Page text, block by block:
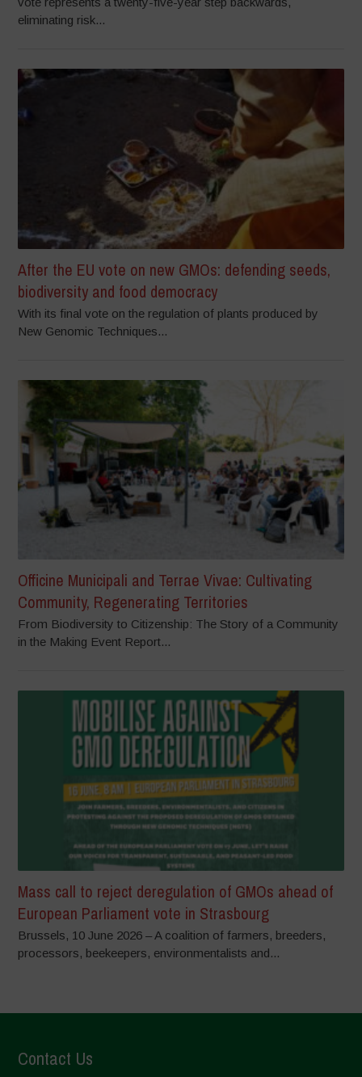
eliminating risk...
After the EU vote on new GMOs: defending seeds,
biodiversity and food democracy
With its final vote on the regulation of plants produced by
New Genomic Techniques...
Officine Municipali and Terrae Vivae: Cultivating
Community, Regenerating Territories
From Biodiversity to Citizenship: The Story of a Community
in the Making Event Report...
Mass call to reject deregulation of GMOs ahead of
European Parliament vote in Strasbourg
Brussels, 10 June 2026 – A coalition of farmers, breeders,
processors, beekeepers, environmentalists and...
Contact Us